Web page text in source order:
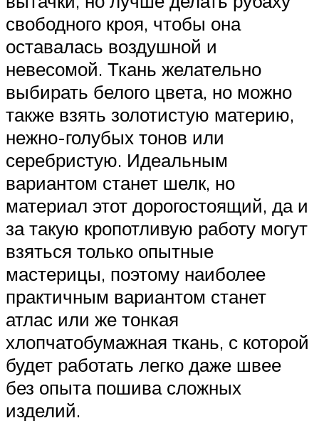
свободного кроя, чтобы она
оставалась воздушной и
невесомой. Ткань желательно
выбирать белого цвета, но можно
также взять золотистую материю,
нежно-голубых тонов или
серебристую. Идеальным
вариантом станет шелк, но
материал этот дорогостоящий, да и
за такую кропотливую работу могут
взяться только опытные
мастерицы, поэтому наиболее
практичным вариантом станет
атлас или же тонкая
хлопчатобумажная ткань, с которой
будет работать легко даже швее
без опыта пошива сложных
изделий.